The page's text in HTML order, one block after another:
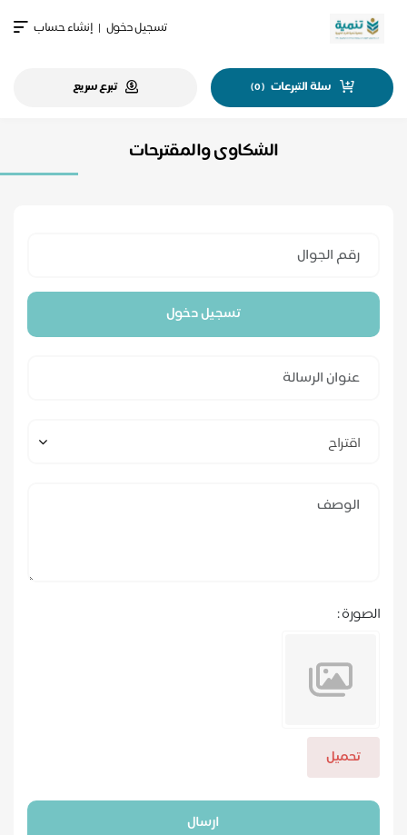
تسجيل دخول | إنشاء حساب
سلة التبرعات (
0
) تبرع سريع
الشكاوى والمقترحات
تسجيل دخول
اقتراح
الصورة :
تحميل
ارسال